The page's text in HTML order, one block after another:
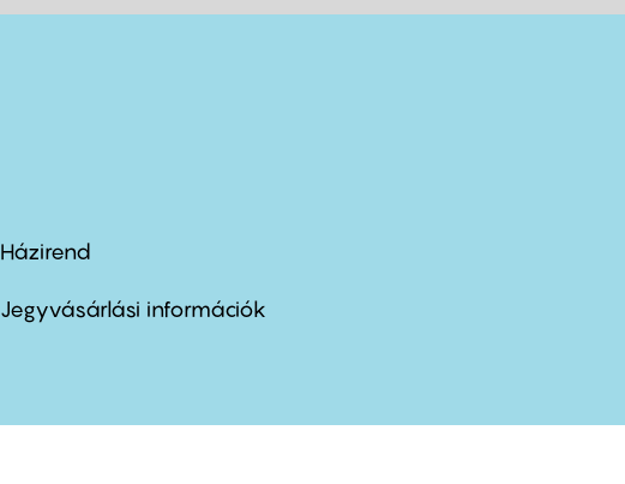
Footer
menu
Házirend
Jegyvásárlási információk